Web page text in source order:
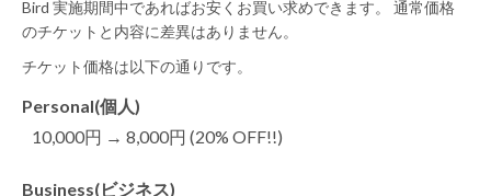
Bird 実施期間中であればお安くお買い求めできます。 通常価格
のチケットと内容に差異はありません。
チケット価格は以下の通りです。
Personal(個人)
10,000円 → 8,000円 (20% OFF!!)
Business(ビジネス)